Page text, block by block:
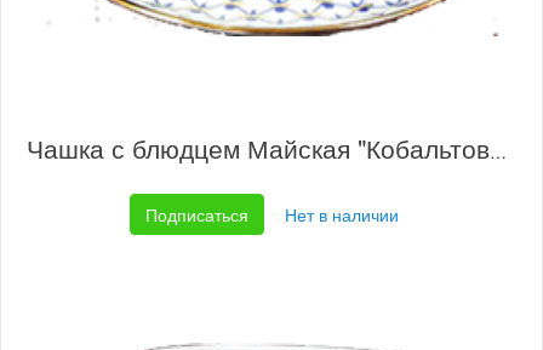
Чашка с блюдцем Майская "Кобальтовая сетка"
Подписаться Нет в наличии